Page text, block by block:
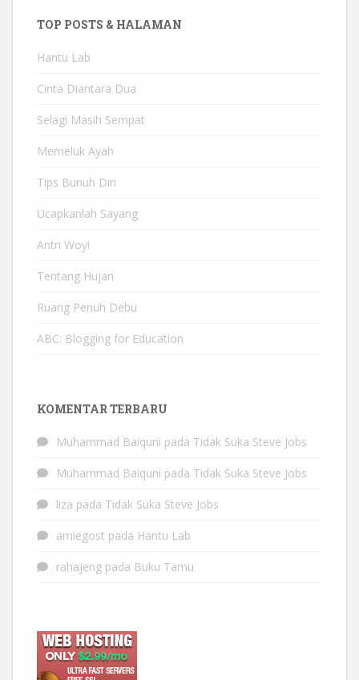
TOP POSTS & HALAMAN
Hantu Lab
Cinta Diantara Dua
Selagi Masih Sempat
Memeluk Ayah
Tips Bunuh Diri
Ucapkanlah Sayang
Antri Woy!
Tentang Hujan
Ruang Penuh Debu
ABC: Blogging for Education
KOMENTAR TERBARU
Muhammad Baiquni pada Tidak Suka Steve Jobs
Muhammad Baiquni pada Tidak Suka Steve Jobs
liza pada Tidak Suka Steve Jobs
amiegost pada Hantu Lab
rahajeng pada Buku Tamu